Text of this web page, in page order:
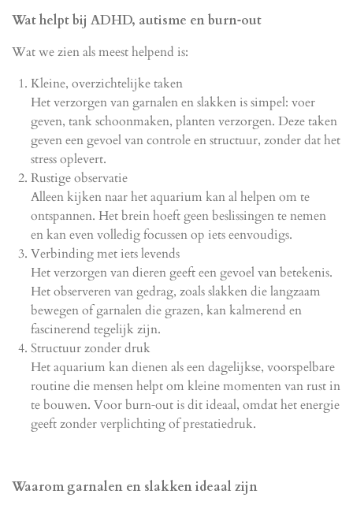
Wat helpt bij ADHD, autisme en burn‑out
Wat we zien als meest helpend is:
Kleine, overzichtelijke taken
Het verzorgen van garnalen en slakken is simpel: voer
geven, tank schoonmaken, planten verzorgen. Deze taken
geven een gevoel van controle en structuur, zonder dat het
stress oplevert.
Rustige observatie
Alleen kijken naar het aquarium kan al helpen om te
ontspannen. Het brein hoeft geen beslissingen te nemen
en kan even volledig focussen op iets eenvoudigs.
Verbinding met iets levends
Het verzorgen van dieren geeft een gevoel van betekenis.
Het observeren van gedrag, zoals slakken die langzaam
bewegen of garnalen die grazen, kan kalmerend en
fascinerend tegelijk zijn.
Structuur zonder druk
Het aquarium kan dienen als een dagelijkse, voorspelbare
routine die mensen helpt om kleine momenten van rust in
te bouwen. Voor burn‑out is dit ideaal, omdat het energie
geeft zonder verplichting of prestatiedruk.
Waarom garnalen en slakken ideaal zijn